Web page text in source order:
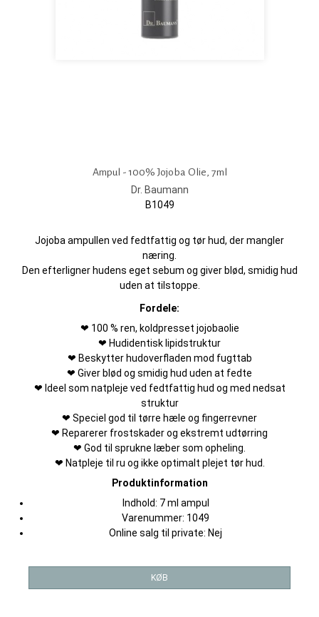
Ampul - 100% Jojoba Olie, 7ml
Dr. Baumann
B1049
Jojoba ampullen ved fedtfattig og tør hud, der mangler
næring.
Den efterligner hudens eget sebum og giver blød, smidig hud
uden at tilstoppe.
Fordele:
❤ 100 % ren, koldpresset jojobaolie
❤ Hudidentisk lipidstruktur
❤ Beskytter hudoverfladen mod fugttab
❤ Giver blød og smidig hud uden at fedte
❤ Ideel som natpleje ved fedtfattig hud og med nedsat
struktur
❤ Speciel god til tørre hæle og fingerrevner
❤ Reparerer frostskader og ekstremt udtørring
❤ God til sprukne læber som opheling.
❤ Natpleje til ru og ikke optimalt plejet tør hud.
Produktinformation
Indhold: 7 ml ampul
Varenummer: 1049
Online salg til private: Nej
KØB